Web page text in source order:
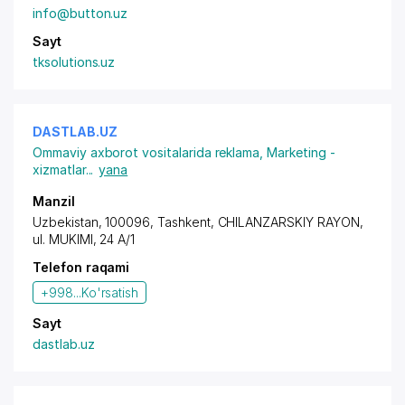
info@button.uz
Sayt
tksolutions.uz
DASTLAB.UZ
Ommaviy axborot vositalarida reklama ,Marketing -
xizmatlar... yana
Manzil
Uzbekistan, 100096, Tashkent, CHILANZARSKIY RAYON,
ul. MUKIMI, 24 A/1
Telefon raqami
+998...Ko'rsatish
Sayt
dastlab.uz